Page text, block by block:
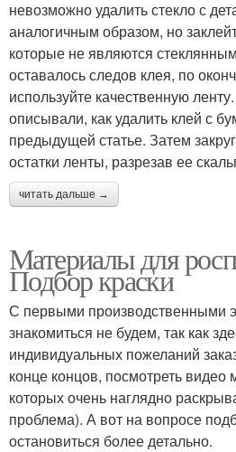
невозможно удалить стекло с
аналогичным образом, но
которые не являются
оставалось следов клея, по
используйте качественную
описывали, как удалить клей с
предыдущей статье. Затем
остатки ленты, разрезав ее
читать дальше →
Материалы для
Подбор краски
С первыми производственными
знакомиться не будем, так как
индивидуальных пожеланий
конце концов, посмотреть видео
которых очень наглядно
проблема). А вот на вопросе
остановиться более детально.